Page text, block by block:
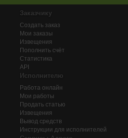
Заказчику
Создать заказ
Мои заказы
Извещения
Пополнить счёт
Статистика
API
Исполнителю
Работа онлайн
Мои работы
Продать статью
Извещения
Вывод средств
Инструкции для исполнителей